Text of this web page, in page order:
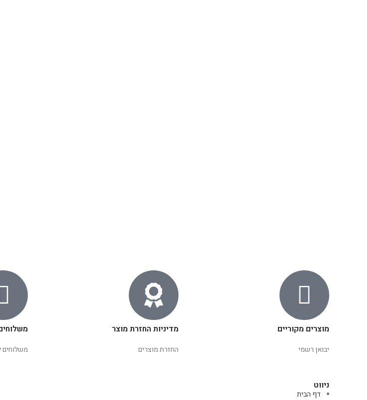
מוצרים מקוריים
יבואן רשמי
מדיניות החזרת מוצר
החזרת מוצרים משלוחים
ניווט
דף הבית